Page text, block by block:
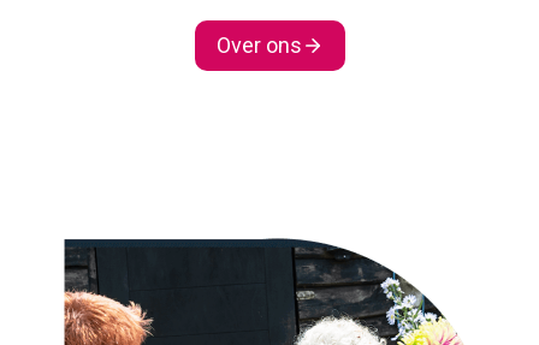
Over ons